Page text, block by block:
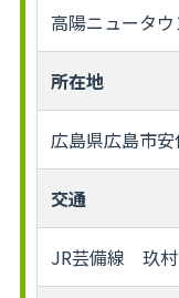
高陽ニュータ
所在地
広島県広島市
交通
JR芸備線 玖